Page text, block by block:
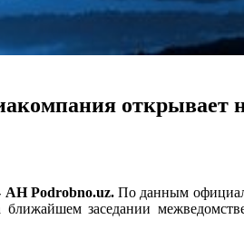
АН Podrobno.uz.По данным
ближайшем заседании